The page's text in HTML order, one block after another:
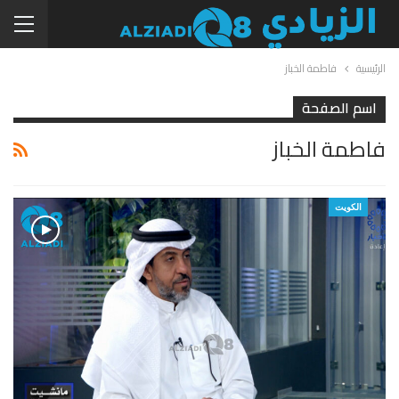
الرئيسية فاطمة الخباز
اسم الصفحة
فاطمة الخباز
الكويت